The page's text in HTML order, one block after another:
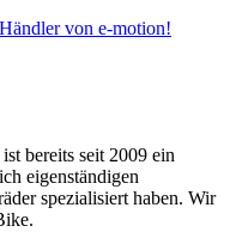
von e-motion!
bereits seit 2009 ein
eigenständigen
spezialisiert haben. Wir